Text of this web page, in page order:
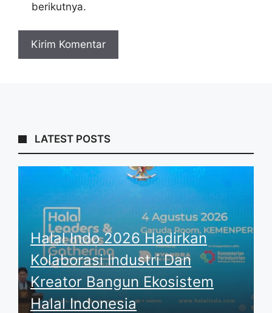
berikutnya.
LATEST POSTS
Halal Indo 2026 Hadirkan
Kolaborasi Industri Dan
Kreator Bangun Ekosistem
Halal Indonesia